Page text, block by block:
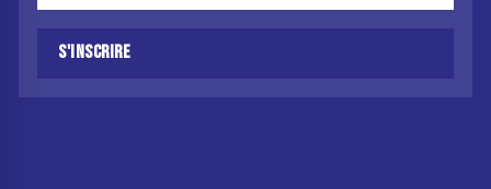
S'INSCRIRE